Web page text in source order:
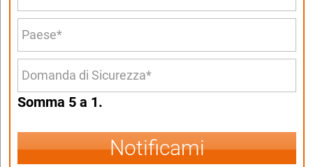
Somma 5 a 1.
Notificami